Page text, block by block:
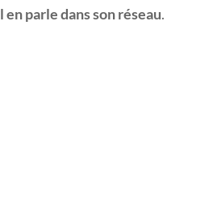
parle dans son réseau.